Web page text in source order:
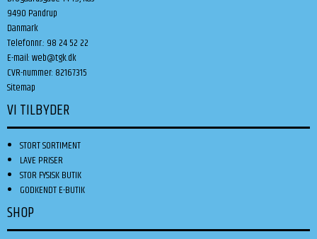
9490 Pandrup
Danmark
Telefonnr.: 98 24 52 22
E-mail:web@tgk.dk
CVR-nummer: 82167315
Sitemap
VI TILBYDER
STORT SORTIMENT
LAVE PRISER
STOR FYSISK BUTIK
GODKENDT E-BUTIK
SHOP